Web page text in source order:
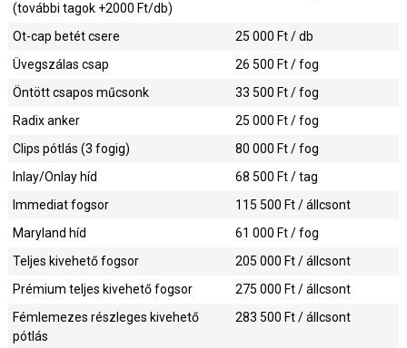
(további tagok +2000 Ft/db)
25 000 Ft / db
Ot-cap betét csere
26 500 Ft / fog
Üvegszálas csap
33 500 Ft / fog
Öntött csapos műcsonk
25 000 Ft / fog
Radix anker
80 000 Ft / fog
Clips pótlás (3 fogig)
68 500 Ft / tag
Inlay/Onlay híd
115 500 Ft / állcsont
Immediat fogsor
61 000 Ft / fog
Maryland híd
205 000 Ft / állcsont
Teljes kivehető fogsor
275 000 Ft / állcsont
Prémium teljes kivehető fogsor
283 500 Ft / állcsont
Fémlemezes részleges kivehető
pótlás